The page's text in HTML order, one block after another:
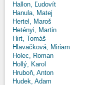
Hallon, Ľudovít
Hanula, Matej
Hertel, Maroš
Hetényi, Martin
Hirt, Tomáš
Hlavačková, Miriam
Holec, Roman
Hollý, Karol
Hruboň, Anton
Hudek, Adam